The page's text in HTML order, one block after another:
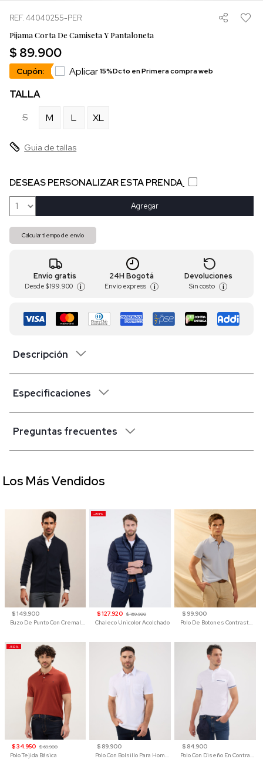
REF. 44040255-PER
Pijama Corta De Camiseta Y Pantaloneta
$ 89.900
Cupón: Aplicar15%Dcto en Primera compra web
TALLA
S
M L XL
Guia de tallas
DESEAS PERSONALIZAR ESTA PRENDA
Agregar
Calcular tiempo de envío
Envío gratis
Desde $ 199.900 i
24H Bogotá
Envío express i
Devoluciones
Sin costo i
Descripción
Especificaciones
Preguntas frecuentes
$ 149.900
Buzo De Punto Con Cremallera Para Hombre
-20%
$ 127.920 $ 159.900
Chaleco Unicolor Acolchado
$ 99.900
Polo De Botones Contraste Para Hombre
-50%
$ 34.950 $ 69.900
Polo Tejida Básica
$ 89.900
Polo Con Bolsillo Para Hombre
$ 84.900
Polo Con Diseño En Contraste
Los Más Vendidos